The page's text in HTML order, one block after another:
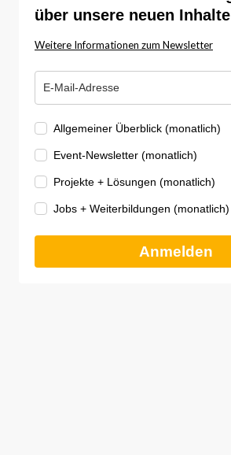
über unsere neuen Inhalte
Weitere Informationen zum Newsletter
Allgemeiner Überblick (monatlich)
Event-Newsletter (monatlich)
Projekte + Lösungen (monatlich)
Jobs + Weiterbildungen (monatlich)
Anmelden